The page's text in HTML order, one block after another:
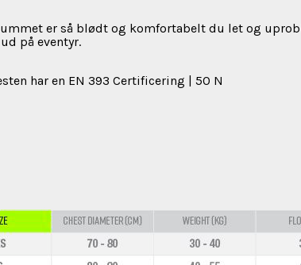
er så blødt og komfortabelt du let og
på eventyr.
har en EN 393 Certificering | 50 N